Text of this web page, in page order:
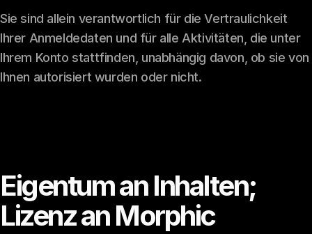
Sie sind allein verantwortlich für die Vertraulichkeit
Ihrer Anmeldedaten und für alle Aktivitäten, die unter
Ihrem Konto stattfinden, unabhängig davon, ob sie von
Ihnen autorisiert wurden oder nicht.
Eigentum an Inhalten;
Lizenz an Morphic